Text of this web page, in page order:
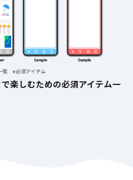
覧 #必須アイテム
楽しむための必須アイテム一